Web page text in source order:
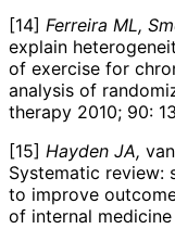
[14] Ferreira ML,
explain
of exercise for
analysis of
therapy 2010; 90:
[15] Hayden JA,
Systematic review:
to improve
of internal